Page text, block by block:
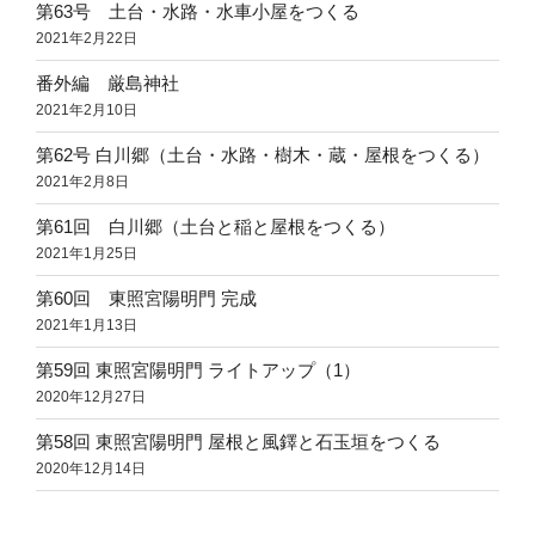
第63号 土台・水路・水車小屋をつくる
2021年2月22日
番外編 厳島神社
2021年2月10日
第62号 白川郷（土台・水路・樹木・蔵・屋根をつくる）
2021年2月8日
第61回 白川郷（土台と稲と屋根をつくる）
2021年1月25日
第60回 東照宮陽明門 完成
2021年1月13日
第59回 東照宮陽明門 ライトアップ（1）
2020年12月27日
第58回 東照宮陽明門 屋根と風鐸と石玉垣をつくる
2020年12月14日